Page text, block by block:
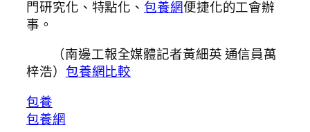
門研究化、特點化、包養網便捷化的工會辦
事。
（南邊工報全媒體記者黃細英 通信員萬
梓浩） 包養網比較
包養
包養網